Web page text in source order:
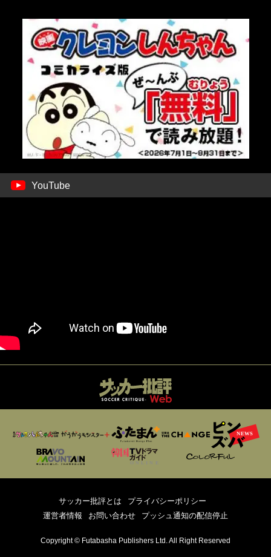
YouTube
サッカー批評とは
プライバシーポリシー
運営者情報
お問い合わせ プッシュ通知の配信停止
Copyright © Futabasha Publishers Ltd. All Right Reserved